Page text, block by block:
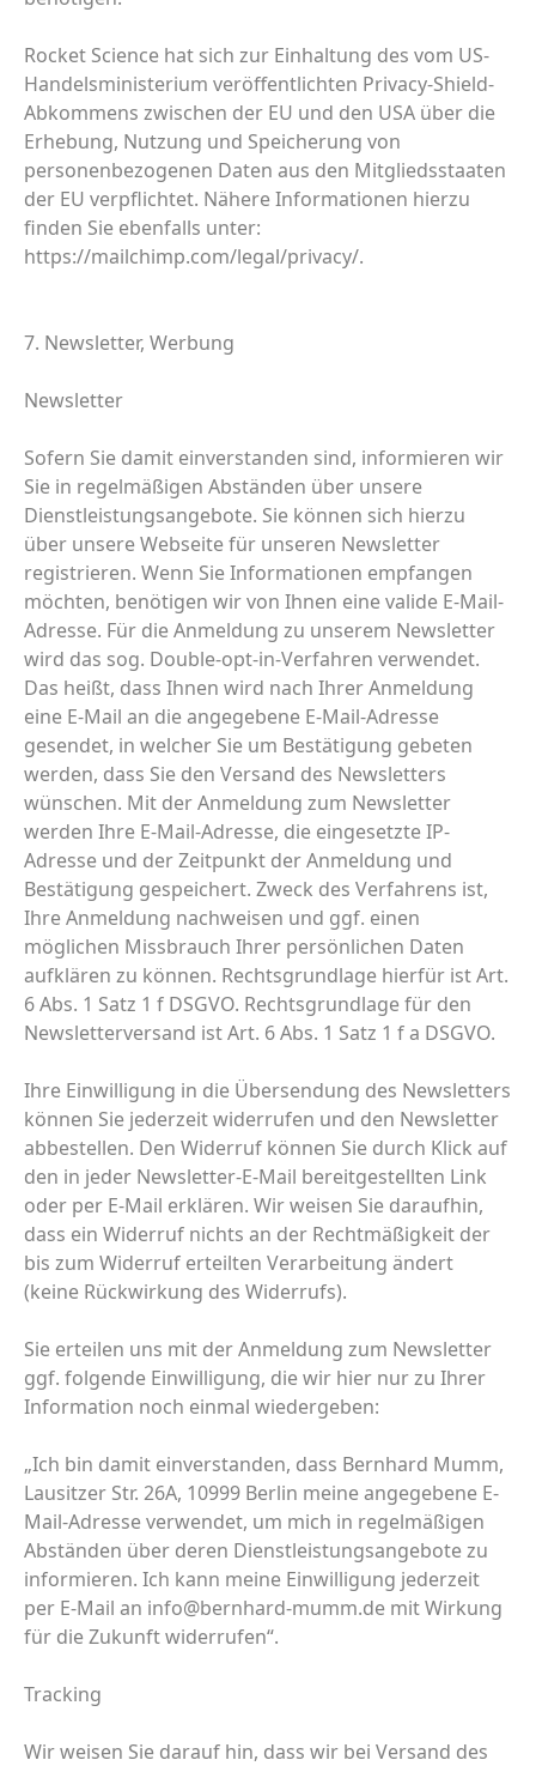
Rocket Science hat sich zur Einhaltung des vom US-
Handelsministerium veröffentlichten Privacy-Shield-
Abkommens zwischen der EU und den USA über die
Erhebung, Nutzung und Speicherung von
personenbezogenen Daten aus den Mitgliedsstaaten
der EU verpflichtet. Nähere Informationen hierzu
finden Sie ebenfalls unter:
https://mailchimp.com/legal/privacy/.
7. Newsletter, Werbung
Newsletter
Sofern Sie damit einverstanden sind, informieren wir
Sie in regelmäßigen Abständen über unsere
Dienstleistungsangebote. Sie können sich hierzu
über unsere Webseite für unseren Newsletter
registrieren. Wenn Sie Informationen empfangen
möchten, benötigen wir von Ihnen eine valide E-Mail-
Adresse. Für die Anmeldung zu unserem Newsletter
wird das sog. Double-opt-in-Verfahren verwendet.
Das heißt, dass Ihnen wird nach Ihrer Anmeldung
eine E-Mail an die angegebene E-Mail-Adresse
gesendet, in welcher Sie um Bestätigung gebeten
werden, dass Sie den Versand des Newsletters
wünschen. Mit der Anmeldung zum Newsletter
werden Ihre E-Mail-Adresse, die eingesetzte IP-
Adresse und der Zeitpunkt der Anmeldung und
Bestätigung gespeichert. Zweck des Verfahrens ist,
Ihre Anmeldung nachweisen und ggf. einen
möglichen Missbrauch Ihrer persönlichen Daten
aufklären zu können. Rechtsgrundlage hierfür ist Art.
6 Abs. 1 Satz 1 f DSGVO. Rechtsgrundlage für den
Newsletterversand ist Art. 6 Abs. 1 Satz 1 f a DSGVO.
Ihre Einwilligung in die Übersendung des Newsletters
können Sie jederzeit widerrufen und den Newsletter
abbestellen. Den Widerruf können Sie durch Klick auf
den in jeder Newsletter-E-Mail bereitgestellten Link
oder per E-Mail erklären. Wir weisen Sie daraufhin,
dass ein Widerruf nichts an der Rechtmäßigkeit der
bis zum Widerruf erteilten Verarbeitung ändert
(keine Rückwirkung des Widerrufs).
Sie erteilen uns mit der Anmeldung zum Newsletter
ggf. folgende Einwilligung, die wir hier nur zu Ihrer
Information noch einmal wiedergeben:
„Ich bin damit einverstanden, dass Bernhard Mumm,
Lausitzer Str. 26A, 10999 Berlin meine angegebene E-
Mail-Adresse verwendet, um mich in regelmäßigen
Abständen über deren Dienstleistungsangebote zu
informieren. Ich kann meine Einwilligung jederzeit
per E-Mail an info@bernhard-mumm.de mit Wirkung
für die Zukunft widerrufen“.
Tracking
Wir weisen Sie darauf hin, dass wir bei Versand des